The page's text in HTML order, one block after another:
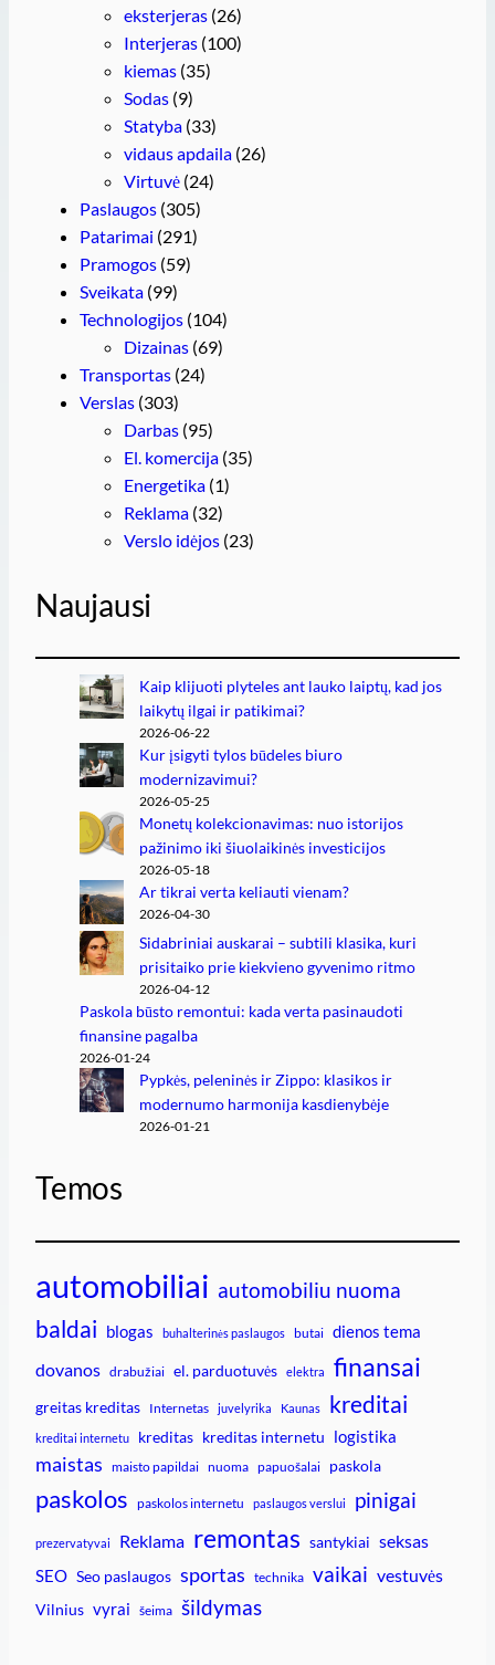
eksterjeras (26)
Interjeras (100)
kiemas (35)
Sodas (9)
Statyba (33)
vidaus apdaila (26)
Virtuvė (24)
Paslaugos (305)
Patarimai (291)
Pramogos (59)
Sveikata (99)
Technologijos (104)
Dizainas (69)
Transportas (24)
Verslas (303)
Darbas (95)
El. komercija (35)
Energetika (1)
Reklama (32)
Verslo idėjos (23)
Naujausi
Kaip klijuoti plyteles ant lauko laiptų, kad jos
laikytų ilgai ir patikimai?
2026-06-22
Kur įsigyti tylos būdeles biuro
modernizavimui?
2026-05-25
Monetų kolekcionavimas: nuo istorijos
pažinimo iki šiuolaikinės investicijos
2026-05-18
Ar tikrai verta keliauti vienam?
2026-04-30
Sidabriniai auskarai – subtili klasika, kuri
prisitaiko prie kiekvieno gyvenimo ritmo
2026-04-12
Paskola būsto remontui: kada verta pasinaudoti
finansine pagalba
2026-01-24
Pypkės, peleninės ir Zippo: klasikos ir
modernumo harmonija kasdienybėje
2026-01-21
Temos
automobiliai automobiliu nuoma
baldai blogas buhalterinės paslaugos butai dienos tema
dovanos drabužiai el. parduotuvės elektra finansai
greitas kreditas Internetas juvelyrika Kaunas kreditai
kreditai internetu kreditas kreditas internetu logistika
maistas maisto papildai nuoma papuošalai paskola
paskolos paskolos internetu paslaugos verslui pinigai
prezervatyvai Reklama remontas santykiai seksas
SEO Seo paslaugos sportas technika vaikai vestuvės
Vilnius vyrai šeima šildymas